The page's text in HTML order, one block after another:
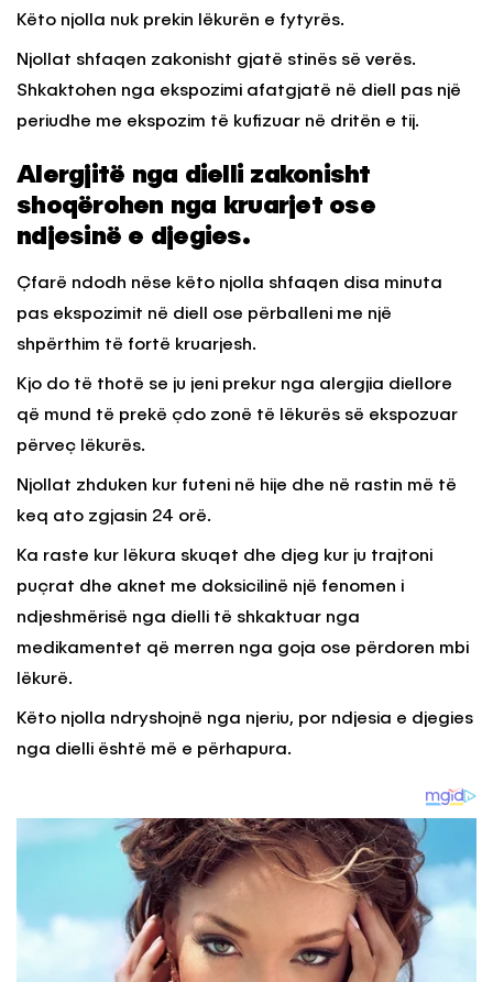
Këto njolla nuk prekin lëkurën e fytyrës.
Njollat shfaqen zakonisht gjatë stinës së verës.
Shkaktohen nga ekspozimi afatgjatë në diell pas një
periudhe me ekspozim të kufizuar në dritën e tij.
Alergjitë nga dielli zakonisht
shoqërohen nga kruarjet ose
ndjesinë e djegies.
Çfarë ndodh nëse këto njolla shfaqen disa minuta
pas ekspozimit në diell ose përballeni me një
shpërthim të fortë kruarjesh.
Kjo do të thotë se ju jeni prekur nga alergjia diellore
që mund të prekë çdo zonë të lëkurës së ekspozuar
përveç lëkurës.
Njollat zhduken kur futeni në hije dhe në rastin më të
keq ato zgjasin 24 orë.
Ka raste kur lëkura skuqet dhe djeg kur ju trajtoni
puçrat dhe aknet me doksicilinë një fenomen i
ndjeshmërisë nga dielli të shkaktuar nga
medikamentet që merren nga goja ose përdoren mbi
lëkurë.
Këto njolla ndryshojnë nga njeriu, por ndjesia e djegies
nga dielli është më e përhapura.